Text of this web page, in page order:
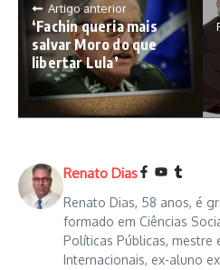
Artigo anterior
‘Fachin queria mais
salvar Moro do que
libertar Lula’
Renato Dias
Renato Dias, 58 anos, é
formado em Ciências
Políticas Públicas, mestre
Internacionais, ex-aluno